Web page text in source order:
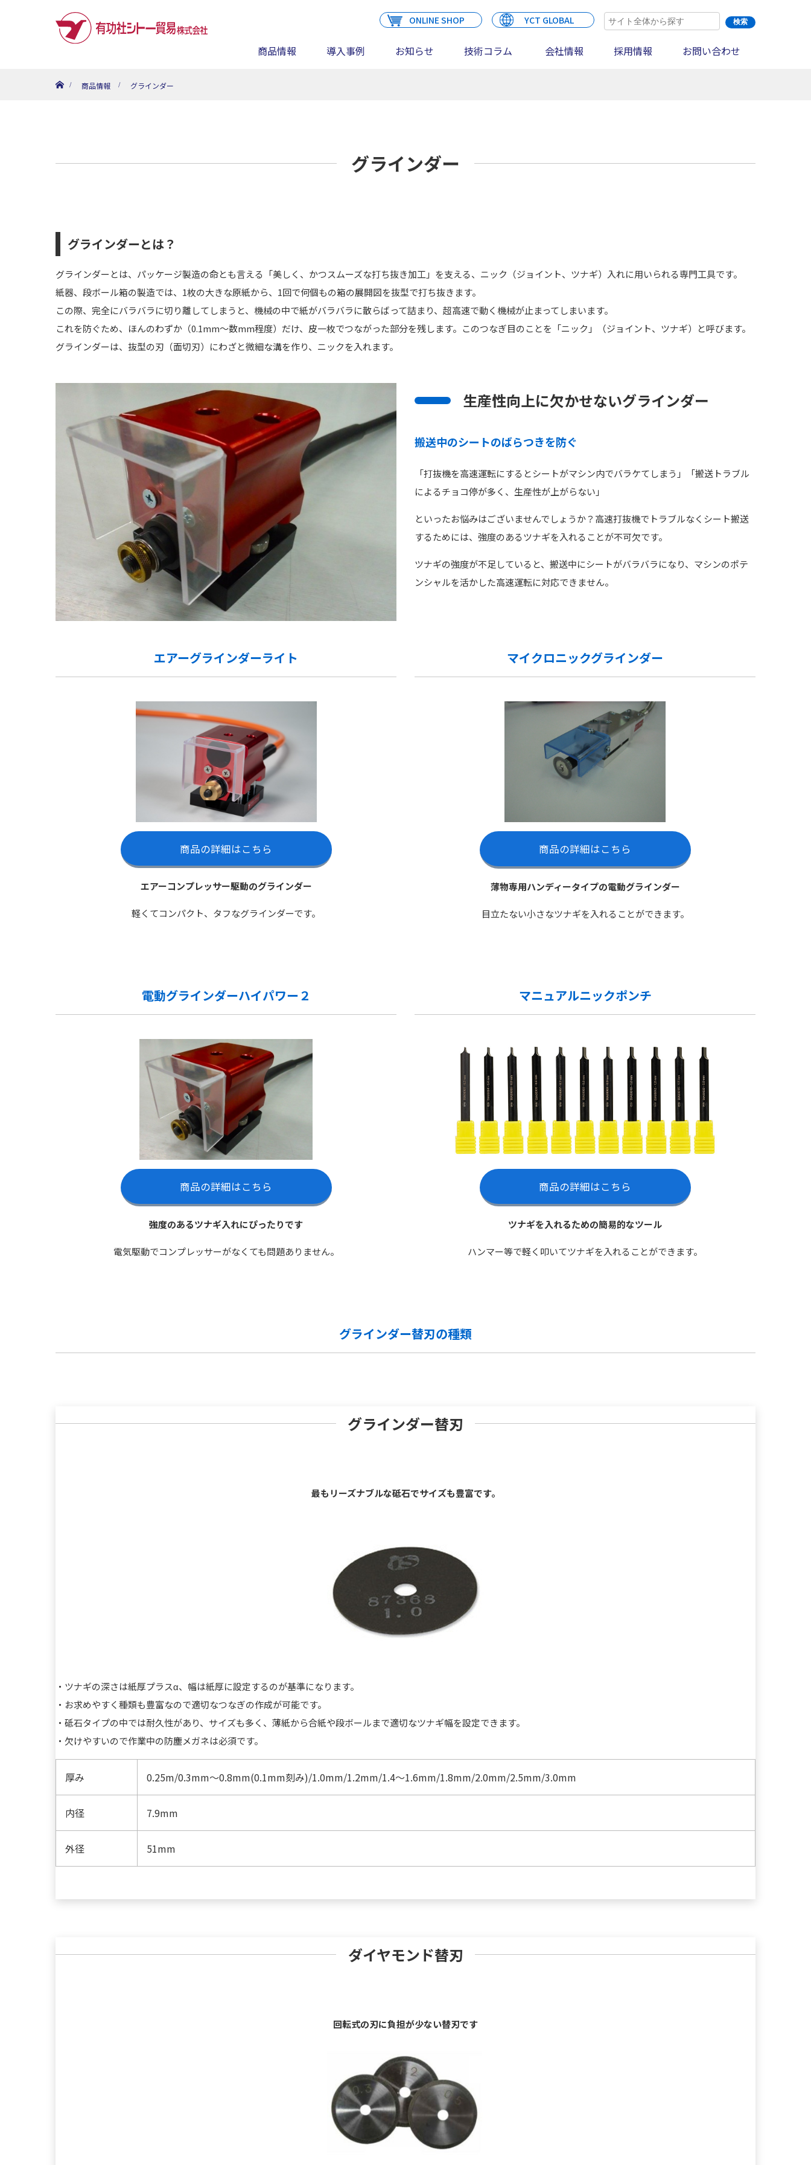
ONLINE SHOP YCT GLOBAL
商品情報 導入事例 お知らせ 技術コラム 会社情報 採用情報 お問い合わせ
商品情報
グラインダー
グラインダー
グラインダーとは？
グラインダーとは、パッケージ製造の命とも言える「美しく、かつスムーズな打ち抜き加工」を支える、ニック（ジョイント、ツナギ）入れに用いられる専門工具です。
紙器、段ボール箱の製造では、1枚の大きな原紙から、1回で何個もの箱の展開図を抜型で打ち抜きます。
この際、完全にバラバラに切り離してしまうと、機械の中で紙がバラバラに散らばって詰まり、超高速で動く機械が止まってしまいます。
これを防ぐため、ほんのわずか（0.1mm〜数mm程度）だけ、皮一枚でつながった部分を残します。このつなぎ目のことを「ニック」（ジョイント、ツナギ）と呼びます。
グラインダーは、抜型の刃（面切刃）にわざと微細な溝を作り、ニックを入れます。
生産性向上に欠かせないグラインダー
搬送中のシートのばらつきを防ぐ
「打抜機を高速運転にするとシートがマシン内でバラケてしまう」「搬送トラブル
によるチョコ停が多く、生産性が上がらない」
といったお悩みはございませんでしょうか？高速打抜機でトラブルなくシート搬送
するためには、強度のあるツナギを入れることが不可欠です。
ツナギの強度が不足していると、搬送中にシートがバラバラになり、マシンのポテ
ンシャルを活かした高速運転に対応できません。
エアーグラインダーライト
商品の詳細はこちら
エアーコンプレッサー駆動のグラインダー
軽くてコンパクト、タフなグラインダーです。
マイクロニックグラインダー
商品の詳細はこちら
薄物専用ハンディータイプの電動グラインダー
目立たない小さなツナギを入れることができます。
電動グラインダーハイパワー２
商品の詳細はこちら
強度のあるツナギ入れにぴったりです
電気駆動でコンプレッサーがなくても問題ありません。
マニュアルニックポンチ
商品の詳細はこちら
ツナギを入れるための簡易的なツール
ハンマー等で軽く叩いてツナギを入れることができます。
グラインダー替刃の種類
グラインダー替刃
最もリーズナブルな砥石でサイズも豊富です。
・ツナギの深さは紙厚プラスα、幅は紙厚に設定するのが基準になります。
・お求めやすく種類も豊富なので適切なつなぎの作成が可能です。
・砥石タイプの中では耐久性があり、サイズも多く、薄紙から合紙や段ボールまで適切なツナギ幅を設定できます。
・欠けやすいので作業中の防塵メガネは必須です。
厚み 0.25m/0.3mm～0.8mm(0.1mm刻み)/1.0mm/1.2mm/1.4～1.6mm/1.8mm/2.0mm/2.5mm/3.0mm
内径 7.9mm
外径 51mm
ダイヤモンド替刃
回転式の刃に負担が少ない替刃です